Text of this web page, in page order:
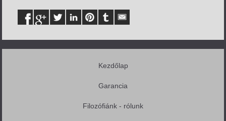
Kezdőlap
Garancia
Filozófiánk - rólunk